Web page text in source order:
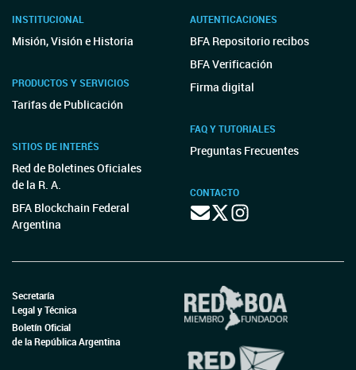
INSTITUCIONAL
Misión, Visión e Historia
PRODUCTOS Y SERVICIOS
Tarifas de Publicación
SITIOS DE INTERÉS
Red de Boletines Oficiales
de la R. A.
BFA Blockchain Federal
Argentina
AUTENTICACIONES
BFA Repositorio recibos
BFA Verificación
Firma digital
FAQ Y TUTORIALES
Preguntas Frecuentes
CONTACTO
Secretaría
Legal y Técnica
Boletín Oficial
de la República Argentina